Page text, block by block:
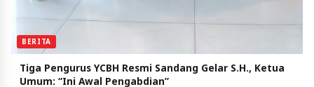
BERITA
Tiga Pengurus YCBH Resmi Sandang Gelar S.H., Ketua
Umum: “Ini Awal Pengabdian”